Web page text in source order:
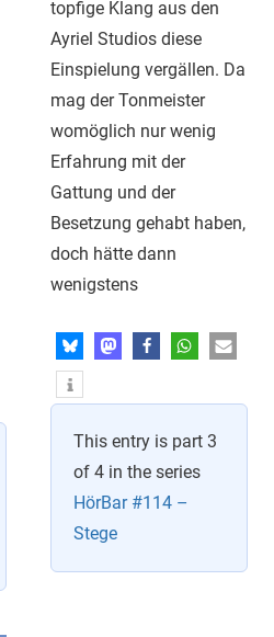
topfige Klang aus den
Ayriel Studios diese
Einspielung vergällen. Da
mag der Tonmeister
womöglich nur wenig
Erfahrung mit der
Gattung und der
Besetzung gehabt haben,
doch hätte dann
wenigstens
This entry is part 3
of 4 in the series
HörBar #114 –
Stege